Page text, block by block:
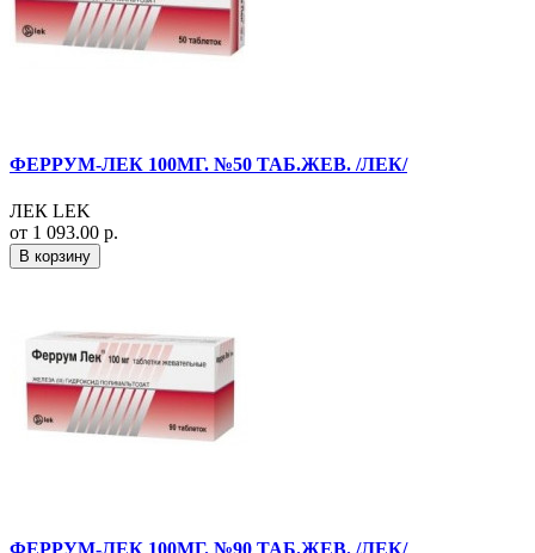
ФЕРРУМ-ЛЕК 100МГ. №50 ТАБ.ЖЕВ. /ЛЕК/
ЛЕК LEK
от 1 093.00 р.
В корзину
ФЕРРУМ-ЛЕК 100МГ. №90 ТАБ.ЖЕВ. /ЛЕК/